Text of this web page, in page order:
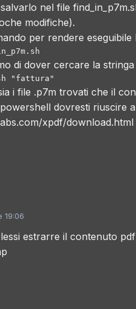
nel file
modifiche).
per rendere eseguibile
di dover cercare la
"fattura"
i file .p7m trovati che il
dovresti riuscire
xpdf/download.html
19:06
estrarre il contenuto